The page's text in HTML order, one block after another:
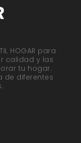
HOGAR para
calidad y las
tu hogar.
de diferentes